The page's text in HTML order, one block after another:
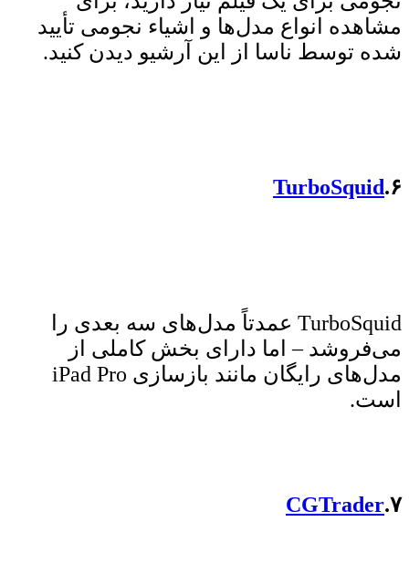
مشاهده انواع مدل‌ها و اشیاء نجومی تأیید
شده توسط ناسا از این آرشیو دیدن کنید.
۶. TurboSquid
TurboSquid عمدتاً مدل‌های سه بعدی را
می‌فروشد – اما دارای بخش کاملی از
مدل‌های رایگان مانند بازسازی iPad Pro
است.
۷. CGTrader